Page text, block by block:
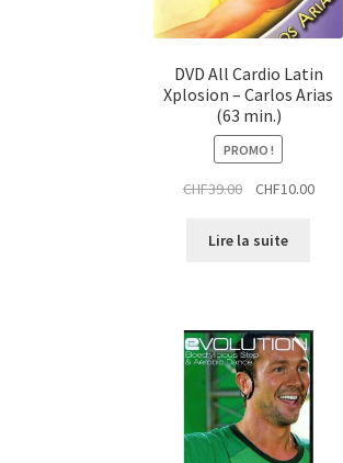
DVD All Cardio Latin
Xplosion – Carlos Arias
(63 min.)
PROMO !
CHF39.00
Le
initial
CHF10.00Le
Lire la suite